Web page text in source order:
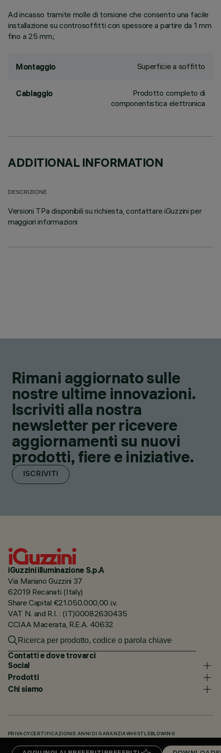
Ad incasso tramite molle di torsione che consento una facile
installazione su controsoffitti con spessore a partire da 1 mm
fino a 25 mm.;
Montaggio Superficie a soffitto
Cablaggio
Prodotto completo di
componentistica elettronica
ADDITIONAL INFORMATION
DESCRIZIONE
Versioni TPa disponibili su richiesta, contattare iGuzzini per
maggiori informazioni
Rimani aggiornato sulle
nostre ultime innovazioni.
Iscriviti alla nostra
newsletter per ricevere
aggiornamenti su nuovi
prodotti, fiere e iniziative.
ISCRIVITI
iGuzzini illuminazione S.p.A
Via Mariano Guzzini 37
62019 Recanati (Italy)
Share Capital €21.050.000,00 i.v.
VAT N. and R.I. : (IT)00082630435
CCIAA Macerata, R.E.A. 40632
Contatti e dove trovarci
Social
Prodotti
Chi siamo
PRIVACY CERTIFICAZIONI 5 ANNI DI GARANZIAWHISTLEBLOWING